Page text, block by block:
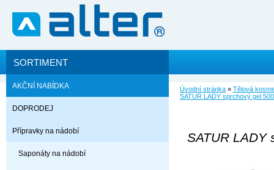
SORTIMENT
AKČNÍ NABÍDKA
DOPRODEJ
Přípravky na nádobí
Saponáty na nádobí
Úvodní stránka » Tělová
SATUR LADY sprchový gel
SATUR LADY